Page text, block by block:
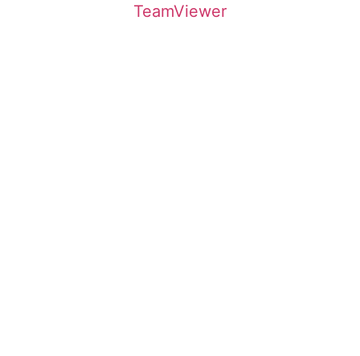
TeamViewer